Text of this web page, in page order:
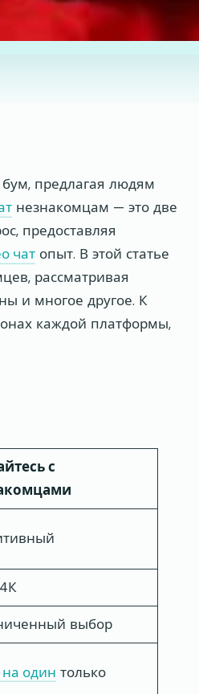
предлагая людям
незнакомцам — это две
предоставляя
чат опыт. В этой статье
рассматривая
и многое другое. К
каждой платформы,
с
выбор
один только